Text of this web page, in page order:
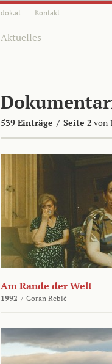
dok.at Kontakt
Aktuelles
539 Einträge / Seite 2 von
Am Rande der Welt
1992 / Goran Rebić